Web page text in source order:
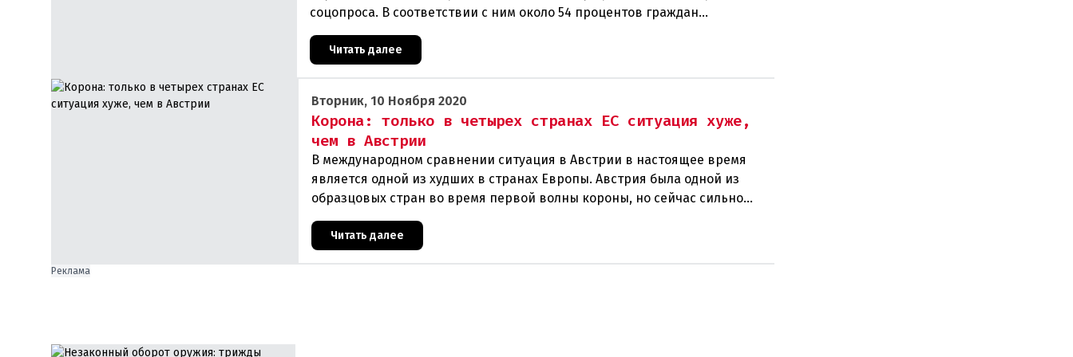
соцопроса. В соответствии с ним около 54 процентов граждан
республики хотят добро
Читать далее
Вторник, 10 Ноября 2020
Корона: только в четырех странах ЕС ситуация хуже,
чем в Австрии
В международном сравнении ситуация в Австрии в настоящее время
является одной из худших в странах Европы. Австрия была одной из
образцовых стран во время первой волны короны, но сейчас сильно
отстает
Читать далее
Реклама